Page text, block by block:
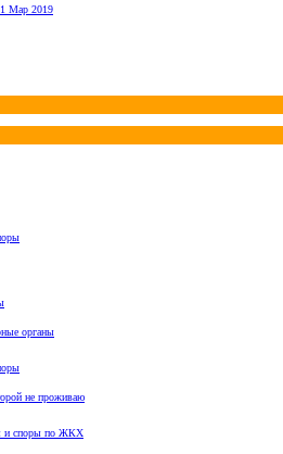
Мар 2019
органы
не проживаю
и споры по ЖКХ